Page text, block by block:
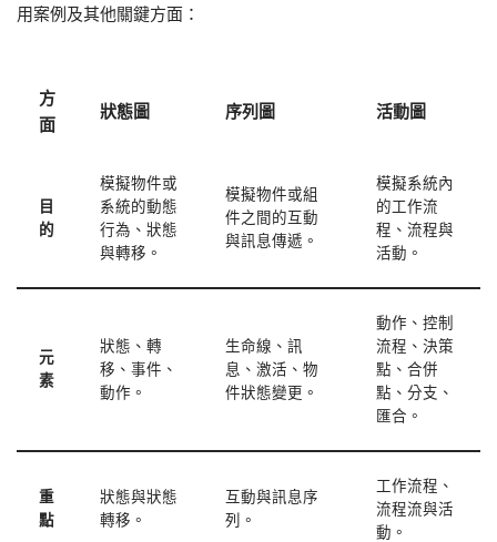
用案例及其他關鍵方面：
方
面
狀態圖 序列圖 活動圖
目
的
模擬物件或
系統的動態
行為、狀態
與轉移。
模擬物件或組
件之間的互動
與訊息傳遞。
模擬系統內
的工作流
程、流程與
活動。
元
素
狀態、轉
移、事件、
動作。
生命線、訊
息、激活、物
件狀態變更。
動作、控制
流程、決策
點、合併
點、分支、
匯合。
重
點
狀態與狀態
轉移。
互動與訊息序
列。
工作流程、
流程流與活
動。